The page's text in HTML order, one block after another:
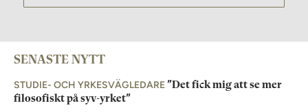
SENASTE NYTT
STUDIE- OCH YRKESVÄGLEDARE”Det fick mig att se mer
filosofiskt på syv-yrket”